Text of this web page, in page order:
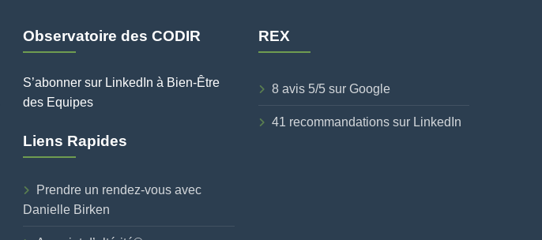
Observatoire des CODIR
S’abonner sur LinkedIn à Bien-Être
des Equipes
Liens Rapides
Prendre un rendez-vous avec
Danielle Birken
REX
8 avis 5/5 sur Google
41 recommandations sur LinkedIn